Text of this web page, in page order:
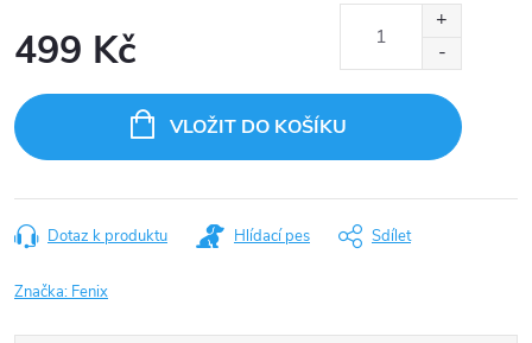
499 Kč
cena:
VLOŽIT DO KOŠÍKU
Dotaz k produktu Hlídací pes Sdílet
Značka: Fenix